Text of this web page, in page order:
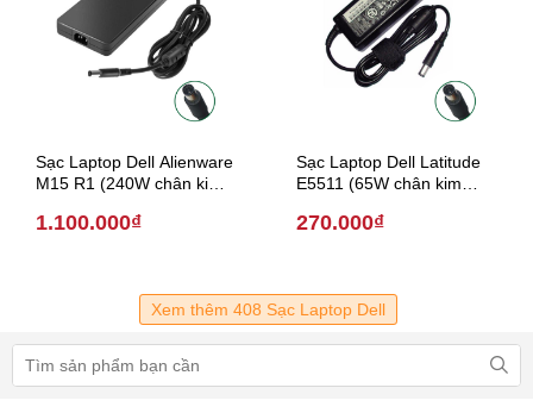
Sạc Laptop Dell Alienware
M15 R1 (240W chân kim
1.100.000₫
Sạc Laptop Dell Latitude
E5511 (65W chân kim
270.000₫
Xem thêm 408 Sạc Laptop Dell